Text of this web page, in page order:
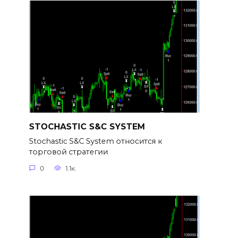
STOCHASTIC S&C SYSTEM
Stochastic S&C System относится к
торговой стратегии
0 1.1к.